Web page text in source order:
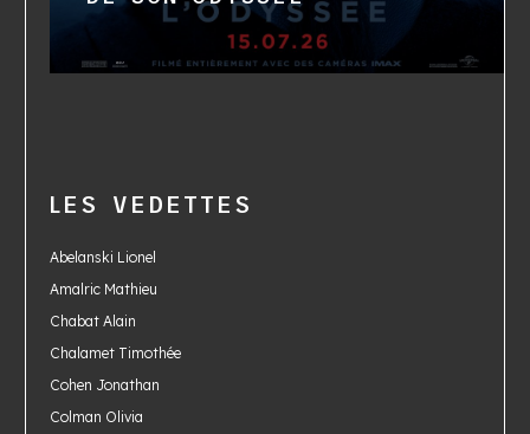
LES VEDETTES
Abelanski Lionel
Amalric Mathieu
Chabat Alain
Chalamet Timothée
Cohen Jonathan
Colman Olivia